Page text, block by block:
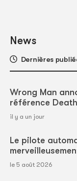
News
Dernières
Wrong Man
référence
il y a un jour
Le pilote
le 5 août 2026